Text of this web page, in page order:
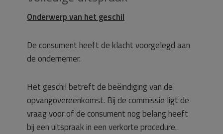
Onderwerp van het geschil
De consument heeft de klacht voorgelegd aan
de ondernemer.
Het geschil betreft de beëindiging van de
opvangovereenkomst. Bij de commissie ligt de
vraag voor of de consument nog belang heeft
bij een uitspraak in een verkorte procedure.